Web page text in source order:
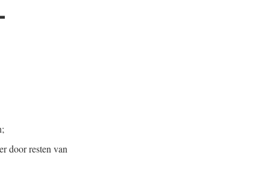
door resten van